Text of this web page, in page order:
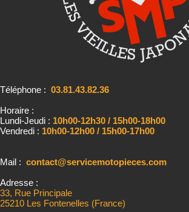
Téléphone : 03.81.43.82.36
Horaire :
Lundi-Jeudi : 10h00-12h30 / 15h00-18h00
Vendredi : 10h00-12h00 / 15h00-17h00
Mail : contact@servicemotopieces.com
Adresse :
33, Rue Principale
25210 Les Fontenelles (France)